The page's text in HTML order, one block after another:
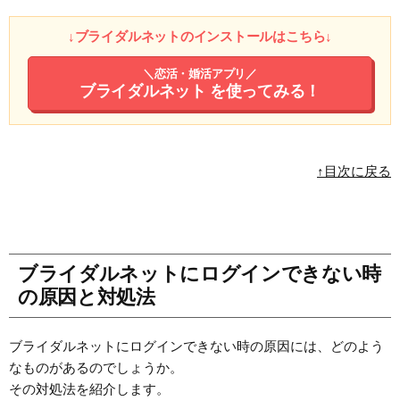
↓ブライダルネットのインストールはこちら↓
＼恋活・婚活アプリ／
ブライダルネット を使ってみる！
↑目次に戻る
ブライダルネットにログインできない時
の原因と対処法
ブライダルネットにログインできない時の原因には、どのよう
なものがあるのでしょうか。
その対処法を紹介します。